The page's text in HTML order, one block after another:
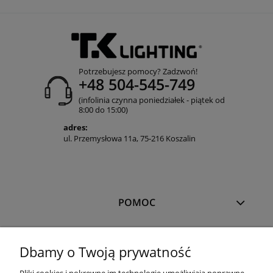
Potrzebujesz pomocy? Zadzwoń!
+48 504-545-749
(infolinia czynna poniedziałek - piątek od
8:00 do 15:00)
adres:
ul. Przemysłowa 11a, 75-216 Koszalin
POMOC
Dbamy o Twoją prywatność